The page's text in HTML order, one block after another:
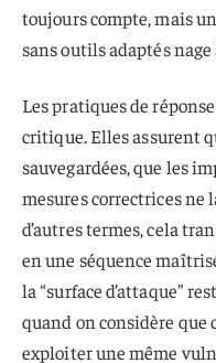
toujours compte, mais
sans outils adaptés
Les pratiques de
critique. Elles assurent
sauvegardées, que les
mesures correctrices ne
d’autres termes, cela
en une séquence
la “surface d’attaque”
quand on considère
exploiter une même